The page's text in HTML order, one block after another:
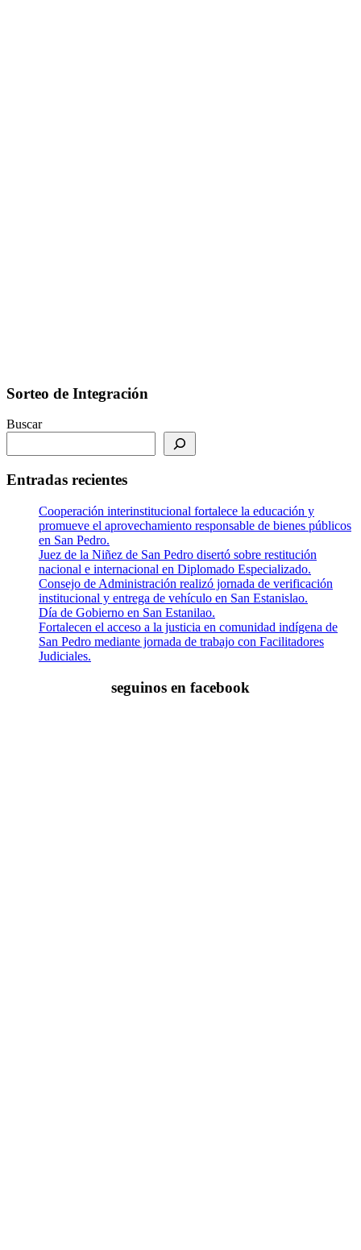
Sorteo de Integración
Buscar
Entradas recientes
Cooperación interinstitucional fortalece la educación y
promueve el aprovechamiento responsable de bienes públicos
en San Pedro.
Juez de la Niñez de San Pedro disertó sobre restitución
nacional e internacional en Diplomado Especializado.
Consejo de Administración realizó jornada de verificación
institucional y entrega de vehículo en San Estanislao.
Día de Gobierno en San Estanilao.
Fortalecen el acceso a la justicia en comunidad indígena de
San Pedro mediante jornada de trabajo con Facilitadores
Judiciales.
seguinos en facebook